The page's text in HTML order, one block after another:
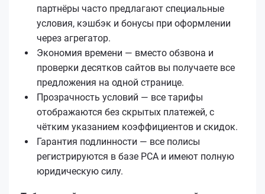
партнёры часто предлагают специальные
условия, кэшбэк и бонусы при оформлении
через агрегатор.
Экономия времени — вместо обзвона и
проверки десятков сайтов вы получаете все
предложения на одной странице.
Прозрачность условий — все тарифы
отображаются без скрытых платежей, с
чётким указанием коэффициентов и скидок.
Гарантия подлинности — все полисы
регистрируются в базе РСА и имеют полную
юридическую силу.